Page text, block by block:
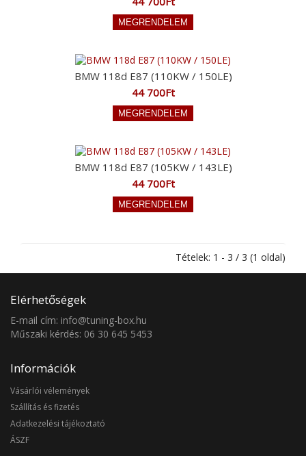
BMW 118d E87 (110KW / 150LE)
44 700Ft
BMW 118d E87 (105KW / 143LE)
44 700Ft
Tételek: 1 - 3 / 3 (1 oldal)
Elérhetőségek
E-mail cím: info@tuning-box.hu
Műszaki kérdés: 06 30 645 5453
Információk
Vásárlói vélemények
Szállítás és fizetés
Adatkezelési tájékoztató
ÁSZF